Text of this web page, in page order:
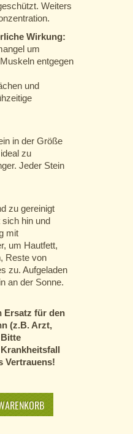
Weiters
Wirkung:
um
entgegen
und
in der Größe
zu
Jeder Stein
zu gereinigt
hin und
mit
um Hautfett,
Reste von
zu. Aufgeladen
an der Sonne.
Ersatz für den
(z.B. Arzt,
Vertrauens!